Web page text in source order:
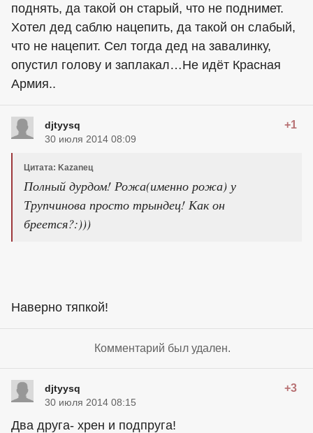
поднять, да такой он старый, что не поднимет.
Хотел дед саблю нацепить, да такой он слабый,
что не нацепит. Сел тогда дед на завалинку,
опустил голову и заплакал…Не идёт Красная
Армия..
djtyysq +1
30 июля 2014 08:09
Цитата: Kazaneц
Полный дурдом! Рожа(именно рожа) у
Трупчинова просто трындец! Как он
бреется?:)))
Наверно тяпкой!
Комментарий был удален.
djtyysq +3
30 июля 2014 08:15
Два друга- хрен и подпруга!